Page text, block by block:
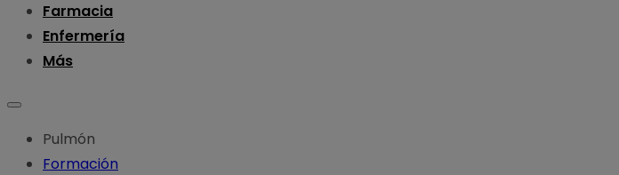
Farmacia
Enfermería
Más
Pulmón
Formación